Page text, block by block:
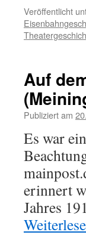
Veröffentlicht
Auf
Publiziert am
Es war
erinnert
Jahres